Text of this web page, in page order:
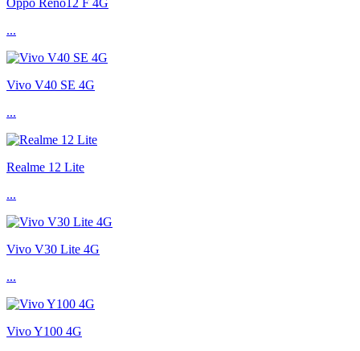
Oppo Reno12 F 4G
...
Vivo V40 SE 4G
...
Realme 12 Lite
...
Vivo V30 Lite 4G
...
Vivo Y100 4G